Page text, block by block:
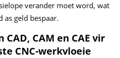
verander moet word, wat
as geld bespaar.
CAM en CAE vir
CNC-werkvloeie